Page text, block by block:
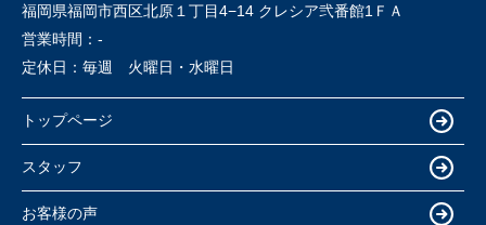
福岡県福岡市西区北原１丁目4−14 クレシア弐番館1ＦＡ
営業時間： -
定休日： 毎週 火曜日・水曜日
トップページ
スタッフ
お客様の声